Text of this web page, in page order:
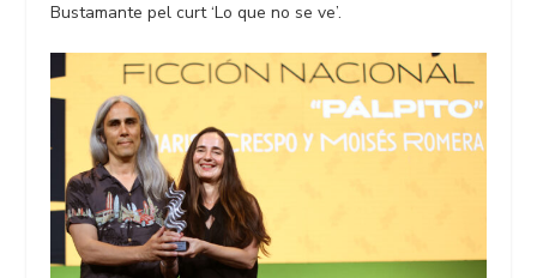
Bustamante pel curt ‘Lo que no se ve’.